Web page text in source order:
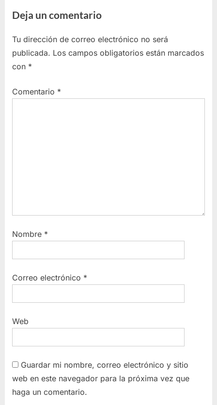
Deja un comentario
Tu dirección de correo electrónico no será
publicada. Los campos obligatorios están marcados
con *
Comentario *
Nombre *
Correo electrónico *
Web
Guardar mi nombre, correo electrónico y sitio
web en este navegador para la próxima vez que
haga un comentario.